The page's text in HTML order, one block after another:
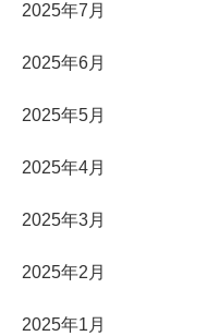
2025年7月
2025年6月
2025年5月
2025年4月
2025年3月
2025年2月
2025年1月